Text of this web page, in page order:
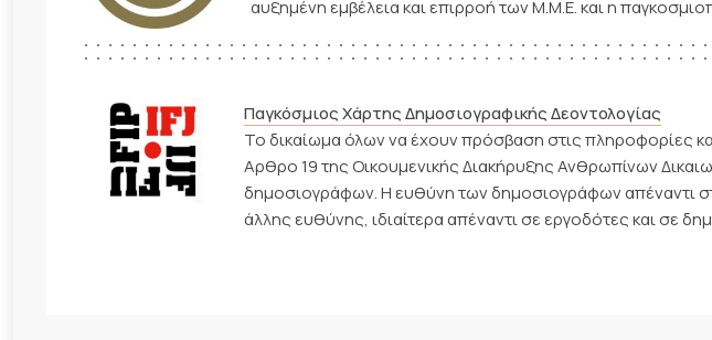
αυξημένη εμβέλεια και επιρροή των Μ.Μ.Ε. και η
Παγκόσμιος Χάρτης Δημοσιογραφικής Δεοντολογίας
Το δικαίωμα όλων να έχουν πρόσβαση στις πληροφορίες
Αρθρο 19 της Οικουμενικής Διακήρυξης Ανθρωπίνων
δημοσιογράφων. Η ευθύνη των δημοσιογράφων απέναντι
άλλης ευθύνης, ιδιαίτερα απέναντι σε εργοδότες και σε